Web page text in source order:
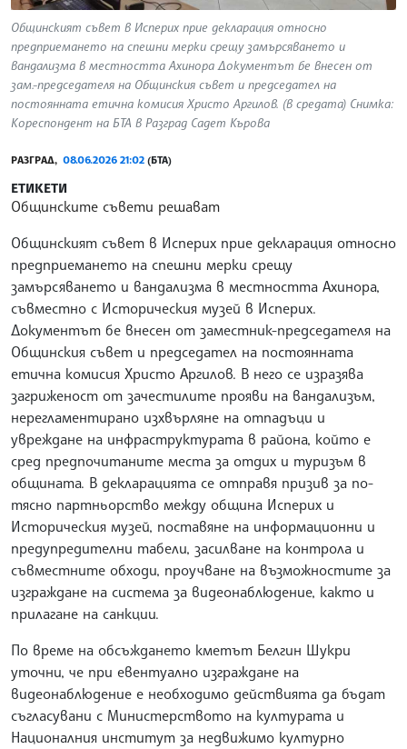
Общинският съвет в Исперих прие декларация относно
предприемането на спешни мерки срещу замърсяването и
вандализма в местността Ахинора Документът бе внесен от
зам.-председателя на Общинския съвет и председател на
постоянната етична комисия Христо Аргилов. (в средата) Снимка:
Кореспондент на БТА в Разград Садет Кърова
РАЗГРАД, 08.06.2026 21:02 (БТА)
ЕТИКЕТИ
Общинските съвети решават
Общинският съвет в Исперих прие декларация относно
предприемането на спешни мерки срещу
замърсяването и вандализма в местността Ахинора,
съвместно с Историческия музей в Исперих.
Документът бе внесен от заместник-председателя на
Общинския съвет и председател на постоянната
етична комисия Христо Аргилов. В него се изразява
загриженост от зачестилите прояви на вандализъм,
нерегламентирано изхвърляне на отпадъци и
увреждане на инфраструктурата в района, който е
сред предпочитаните места за отдих и туризъм в
общината. В декларацията се отправя призив за по-
тясно партньорство между община Исперих и
Историческия музей, поставяне на информационни и
предупредителни табели, засилване на контрола и
съвместните обходи, проучване на възможностите за
изграждане на система за видеонаблюдение, както и
прилагане на санкции.
По време на обсъждането кметът Белгин Шукри
уточни, че при евентуално изграждане на
видеонаблюдение е необходимо действията да бъдат
съгласувани с Министерството на културата и
Националния институт за недвижимо културно